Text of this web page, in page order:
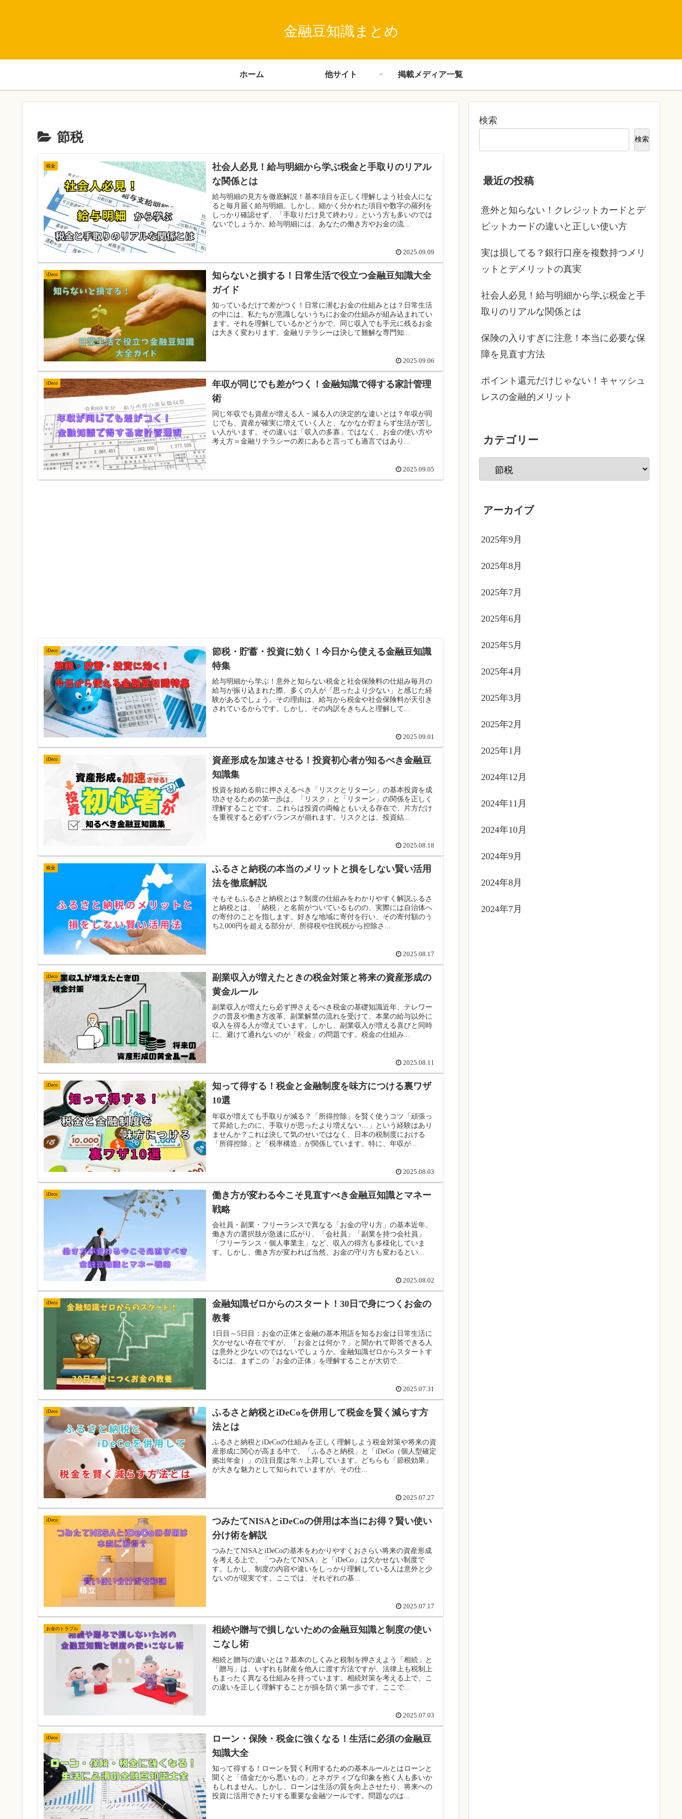
金融豆知識まとめ
ホーム 他サイト 掲載メディア一覧
節税
税金
社会人必見！給与明細から学ぶ税金と手取りのリアル
な関係とは
給与明細の見方を徹底解説！基本項目を正しく理解しよう社会人にな
ると毎月届く給与明細。しかし、細かく分かれた項目や数字の羅列を
しっかり確認せず、「手取りだけ見て終わり」という方も多いのでは
ないでしょうか。給与明細には、あなたの働き方やお金の流...
2025.09.09
iDeco
知らないと損する！日常生活で役立つ金融豆知識大全
ガイド
知っているだけで差がつく！日常に潜むお金の仕組みとは？日常生活
の中には、私たちが意識しないうちにお金の仕組みが組み込まれてい
ます。それを理解しているかどうかで、同じ収入でも手元に残るお金
は大きく変わります。金融リテラシーは決して難解な専門知...
2025.09.06
iDeco
年収が同じでも差がつく！金融知識で得する家計管理
術
同じ年収でも資産が増える人・減る人の決定的な違いとは？年収が同
じでも、資産が確実に増えていく人と、なかなか貯まらず生活が苦し
い人がいます。その違いは「収入の多寡」ではなく、お金の使い方や
考え方＝金融リテラシーの差にあると言っても過言ではあり...
2025.09.05
iDeco
節税・貯蓄・投資に効く！今日から使える金融豆知識
特集
給与明細から学ぶ！意外と知らない税金と社会保険料の仕組み毎月の
給与が振り込まれた際、多くの人が「思ったより少ない」と感じた経
験があるでしょう。その理由は、給与から税金や社会保険料が天引き
されているからです。しかし、その内訳をきちんと理解して...
2025.09.01
iDeco
資産形成を加速させる！投資初心者が知るべき金融豆
知識集
投資を始める前に押さえるべき「リスクとリターン」の基本投資を成
功させるための第一歩は、「リスク」と「リターン」の関係を正しく
理解することです。これらは投資の両輪ともいえる存在で、片方だけ
を重視すると必ずバランスが崩れます。リスクとは、投資結...
2025.08.18
税金
ふるさと納税の本当のメリットと損をしない賢い活用
法を徹底解説
そもそもふるさと納税とは？制度の仕組みをわかりやすく解説ふるさ
と納税とは、「納税」と名前がついているものの、実際には自治体へ
の寄付のことを指します。好きな地域に寄付を行い、その寄付額のう
ち2,000円を超える部分が、所得税や住民税から控除さ...
2025.08.17
iDeco
副業収入が増えたときの税金対策と将来の資産形成の
黄金ルール
副業収入が増えたら必ず押さえるべき税金の基礎知識近年、テレワー
クの普及や働き方改革、副業解禁の流れを受けて、本業の給与以外に
収入を得る人が増えています。しかし、副業収入が増える喜びと同時
に、避けて通れないのが「税金」の問題です。税金の仕組み...
2025.08.11
iDeco
知って得する！税金と金融制度を味方につける裏ワザ
10選
年収が増えても手取りが減る？「所得控除」を賢く使うコツ「頑張っ
て昇給したのに、手取りが思ったより増えない…」という経験はあり
ませんか？これは決して気のせいではなく、日本の税制度における
「所得控除」と「税率構造」が関係しています。特に、年収が...
2025.08.03
iDeco
働き方が変わる今こそ見直すべき金融豆知識とマネー
戦略
会社員・副業・フリーランスで異なる「お金の守り方」の基本近年、
働き方の選択肢が急速に広がり、「会社員」「副業を持つ会社員」
「フリーランス・個人事業主」など、収入の得方も多様化していま
す。しかし、働き方が変われば当然、お金の守り方も変わるとい...
2025.08.02
iDeco
金融知識ゼロからのスタート！30日で身につくお金の
教養
1日目～5日目：お金の正体と金融の基本用語を知るお金は日常生活に
欠かせない存在ですが、「お金とは何か？」と聞かれて即答できる人
は意外と少ないのではないでしょうか。金融知識ゼロからスタートす
るには、まずこの「お金の正体」を理解することが大切で...
2025.07.31
iDeco
ふるさと納税とiDeCoを併用して税金を賢く減らす方
法とは
ふるさと納税とiDeCoの仕組みを正しく理解しよう税金対策や将来の資
産形成に関心が高まる中で、「ふるさと納税」と「iDeCo（個人型確定
拠出年金）」の注目度は年々上昇しています。どちらも「節税効果」
が大きな魅力として知られていますが、その仕...
2025.07.27
iDeco
つみたてNISAとiDeCoの併用は本当にお得？賢い使い
分け術を解説
つみたてNISAとiDeCoの基本をわかりやすくおさらい将来の資産形成
を考える上で、「つみたてNISA」と「iDeCo」は欠かせない制度で
す。しかし、制度の内容や違いをしっかり理解している人は意外と少
ないのが現実です。ここでは、それぞれの基...
2025.07.17
お金のトラブル
相続や贈与で損しないための金融豆知識と制度の使い
こなし術
相続と贈与の違いとは？基本のしくみと税制を押さえよう「相続」と
「贈与」は、いずれも財産を他人に渡す方法ですが、法律上も税制上
もまったく異なる仕組みを持っています。相続対策を考える上で、こ
の違いを正しく理解することが損を防ぐ第一歩です。ここで...
2025.07.03
iDeco
ローン・保険・税金に強くなる！生活に必須の金融豆
知識大全
知って得する！ローンを賢く利用するための基本ルールとはローンと
聞くと「借金だから悪いもの」とネガティブな印象を抱く人も多いか
もしれません。しかし、ローンは生活の質を向上させたり、将来への
投資に活用できたりする重要な金融ツールです。問題なのは...
検索
検索
最近の投稿
意外と知らない！クレジットカードとデ
ビットカードの違いと正しい使い方
実は損してる？銀行口座を複数持つメリ
ットとデメリットの真実
社会人必見！給与明細から学ぶ税金と手
取りのリアルな関係とは
保険の入りすぎに注意！本当に必要な保
障を見直す方法
ポイント還元だけじゃない！キャッシュ
レスの金融的メリット
カテゴリー
アーカイブ
2025年9月
2025年8月
2025年7月
2025年6月
2025年5月
2025年4月
2025年3月
2025年2月
2025年1月
2024年12月
2024年11月
2024年10月
2024年9月
2024年8月
2024年7月